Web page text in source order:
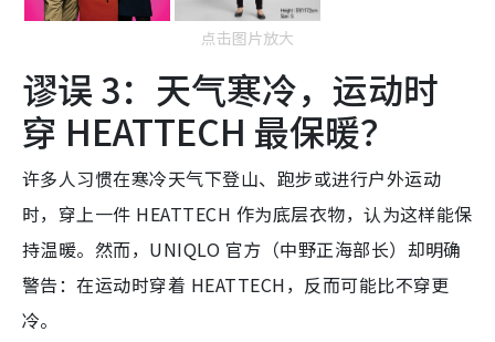
点击图片放大
谬误 3：天气寒冷，运动时
穿 HEATTECH 最保暖？
许多人习惯在寒冷天气下登山、跑步或进行户外运动
时，穿上一件 HEATTECH 作为底层衣物，认为这样能保
持温暖。然而，UNIQLO 官方（中野正海部长）却明确
警告：在运动时穿着 HEATTECH，反而可能比不穿更
冷。